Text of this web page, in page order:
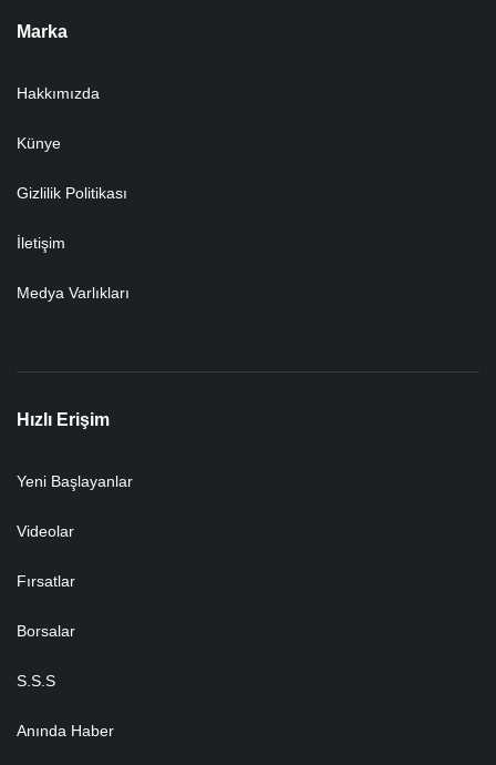
Marka
Hakkımızda
Künye
Gizlilik Politikası
İletişim
Medya Varlıkları
Hızlı Erişim
Yeni Başlayanlar
Videolar
Fırsatlar
Borsalar
S.S.S
Anında Haber